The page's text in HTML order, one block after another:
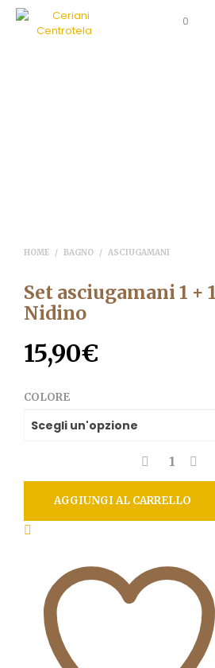
0
HOME / BAGNO / ASCIUGAMANI
Set asciugamani 1 +
Nidino
15,90€
COLORE
AGGIUNGI AL CARRELLO